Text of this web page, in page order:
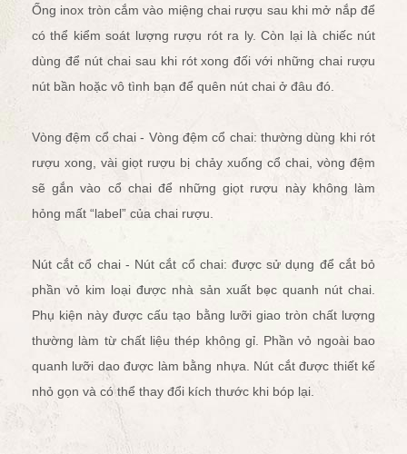
Ống inox tròn cắm vào miệng chai rượu sau khi mở nắp để
có thể kiểm soát lượng rượu rót ra ly. Còn lại là chiếc nút
dùng để nút chai sau khi rót xong đối với những chai rượu
nút bần hoặc vô tình bạn để quên nút chai ở đâu đó.
Vòng đệm cổ chai - Vòng đệm cổ chai: thường dùng khi rót
rượu xong, vài giọt rượu bị chảy xuống cổ chai, vòng đệm
sẽ gắn vào cổ chai để những giọt rượu này không làm
hỏng mất “label” của chai rượu.
Nút cắt cổ chai - Nút cắt cổ chai: được sử dụng để cắt bỏ
phần vỏ kim loại được nhà sản xuất bọc quanh nút chai.
Phụ kiện này được cấu tạo bằng lưỡi giao tròn chất lượng
thường làm từ chất liệu thép không gỉ. Phần vỏ ngoài bao
quanh lưỡi dao được làm bằng nhựa. Nút cắt được thiết kế
nhỏ gọn và có thể thay đổi kích thước khi bóp lại.